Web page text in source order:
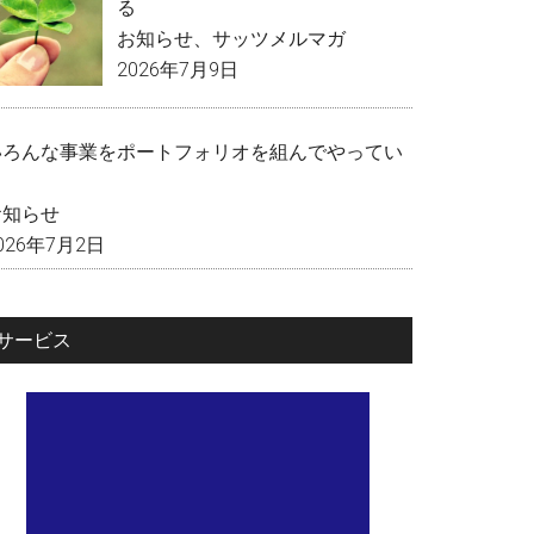
る
お知らせ
サッツメルマガ
2026年7月9日
んな事業をポートフォリオを組んでやってい
らせ
年7月2日
ービス